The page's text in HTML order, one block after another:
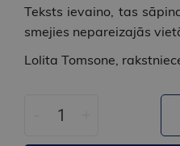
Teksts ievaino, tas
smejies nepareizajās
Lolita Tomsone,